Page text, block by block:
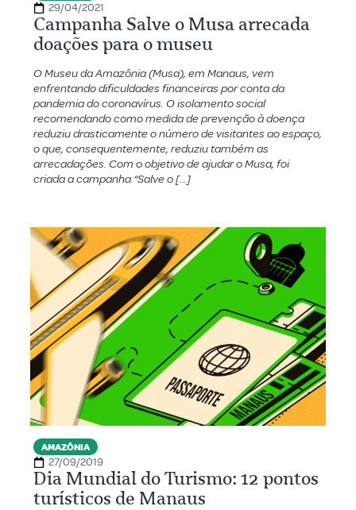
29/04/2021
Campanha Salve o Musa arrecada
doações para o museu
O Museu da Amazônia (Musa), em Manaus, vem
enfrentando dificuldades financeiras por conta da
pandemia do coronavírus. O isolamento social
recomendando como medida de prevenção à doença
reduziu drasticamente o número de visitantes ao espaço,
o que, consequentemente, reduziu também as
arrecadações. Com o objetivo de ajudar o Musa, foi
criada a campanha “Salve o […]
AMAZÔNIA
27/09/2019
Dia Mundial do Turismo: 12 pontos
turísticos de Manaus